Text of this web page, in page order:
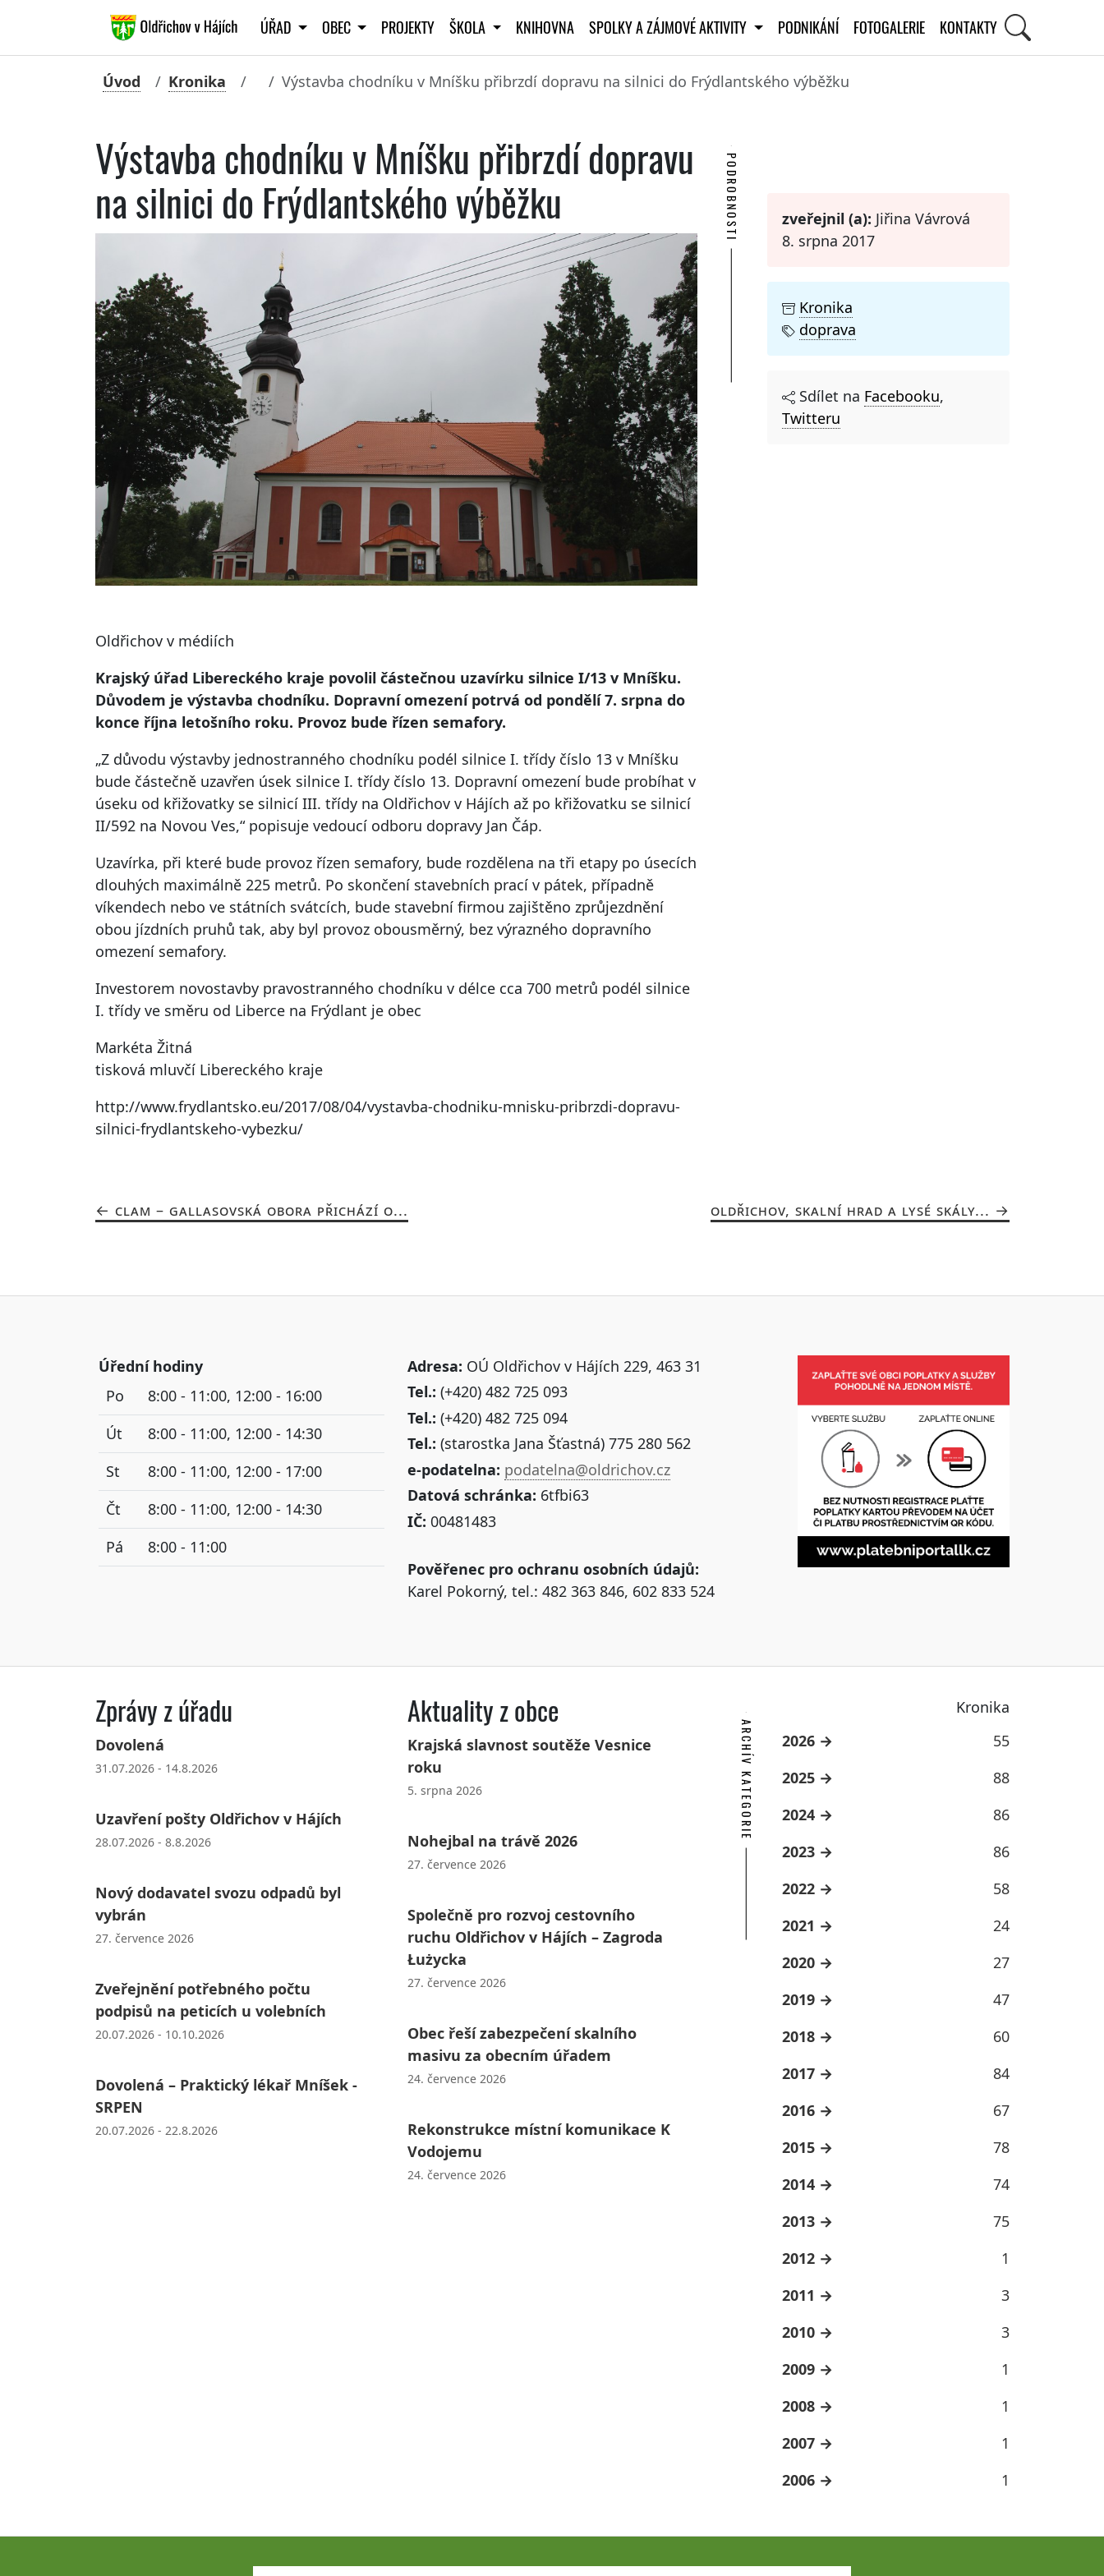
ÚŘAD OBEC PROJEKTY ŠKOLA KNIHOVNA SPOLKY A ZÁJMOVÉ AKTIVITY PODNIKÁNÍ FOTOGALERIE KONTAKTY
Úvod Kronika Výstavba chodníku v Mníšku přibrzdí dopravu na silnici do Frýdlantského výběžku
Výstavba chodníku v Mníšku přibrzdí dopravu
na silnici do Frýdlantského výběžku
Oldřichov v médiích
Krajský úřad Libereckého kraje povolil částečnou uzavírku silnice I/13 v Mníšku.
Důvodem je výstavba chodníku. Dopravní omezení potrvá od pondělí 7. srpna do
konce října letošního roku. Provoz bude řízen semafory.
„Z důvodu výstavby jednostranného chodníku podél silnice I. třídy číslo 13 v Mníšku
bude částečně uzavřen úsek silnice I. třídy číslo 13. Dopravní omezení bude probíhat v
úseku od křižovatky se silnicí III. třídy na Oldřichov v Hájích až po křižovatku se silnicí
II/592 na Novou Ves,“ popisuje vedoucí odboru dopravy Jan Čáp.
Uzavírka, při které bude provoz řízen semafory, bude rozdělena na tři etapy po úsecích
dlouhých maximálně 225 metrů. Po skončení stavebních prací v pátek, případně
víkendech nebo ve státních svátcích, bude stavební firmou zajištěno zprůjezdnění
obou jízdních pruhů tak, aby byl provoz obousměrný, bez výrazného dopravního
omezení semafory.
Investorem novostavby pravostranného chodníku v délce cca 700 metrů podél silnice
I. třídy ve směru od Liberce na Frýdlant je obec
Markéta Žitná
tisková mluvčí Libereckého kraje
http://www.frydlantsko.eu/2017/08/04/vystavba-chodniku-mnisku-pribrzdi-dopravu-
silnici-frydlantskeho-vybezku/
PODROBNOSTI zveřejnil (a): Jiřina Vávrová
8. srpna 2017
Kronika
doprava
Sdílet na Facebooku,
Twitteru
CLAM – GALLASOVSKÁ OBORA PŘICHÁZÍ O... OLDŘICHOV, SKALNÍ HRAD A LYSÉ SKÁLY...
Úřední hodiny
Po
8:00 - 11:00, 12:00 - 16:00
Út
8:00 - 11:00, 12:00 - 14:30
St
8:00 - 11:00, 12:00 - 17:00
Čt
8:00 - 11:00, 12:00 - 14:30
Pá
8:00 - 11:00
Adresa: OÚ Oldřichov v Hájích 229, 463 31
Tel.: (+420) 482 725 093
Tel.: (+420) 482 725 094
Tel.: (starostka Jana Šťastná) 775 280 562
e-podatelna: podatelna@oldrichov.cz
Datová schránka: 6tfbi63
IČ: 00481483
Pověřenec pro ochranu osobních údajů:
Karel Pokorný, tel.: 482 363 846, 602 833 524
Zprávy z úřadu
Dovolená
31.07.2026 - 14.8.2026
Uzavření pošty Oldřichov v Hájích
28.07.2026 - 8.8.2026
Nový dodavatel svozu odpadů byl
vybrán
27. července 2026
Zveřejnění potřebného počtu
podpisů na peticích u volebních
20.07.2026 - 10.10.2026
Dovolená – Praktický lékař Mníšek -
SRPEN
20.07.2026 - 22.8.2026
Aktuality z obce
Krajská slavnost soutěže Vesnice
roku
5. srpna 2026
Nohejbal na trávě 2026
27. července 2026
Společně pro rozvoj cestovního
ruchu Oldřichov v Hájích – Zagroda
Łużycka
27. července 2026
Obec řeší zabezpečení skalního
masivu za obecním úřadem
24. července 2026
Rekonstrukce místní komunikace K
Vodojemu
24. července 2026
Kronika
ARCHÍV KATEGORIE 2026
55
2025
88
2024
86
2023
86
2022
58
2021
24
2020
27
2019
47
2018
60
2017
84
2016
67
2015
78
2014
74
2013
75
2012
1
2011
3
2010
3
2009
1
2008
1
2007
1
2006
1